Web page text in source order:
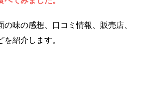
味の感想、口コミ情報、販売店、
紹介します。